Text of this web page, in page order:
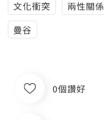
文化衝突 兩性關係
曼谷
0個讚好